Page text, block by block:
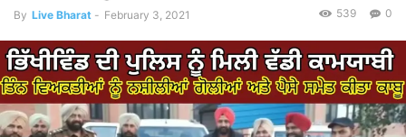
By Live Bharat - February 3, 2021 0
539